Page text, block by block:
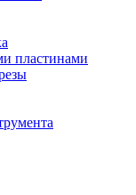
пластинами